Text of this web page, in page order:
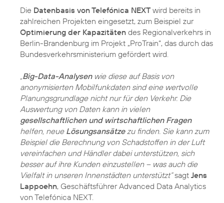
Die Datenbasis von Telefónica NEXT wird bereits in
zahlreichen Projekten eingesetzt, zum Beispiel zur
Optimierung der Kapazitäten des Regionalverkehrs in
Berlin-Brandenburg im Projekt „ProTrain“, das durch das
Bundesverkehrsministerium gefördert wird.
„Big-Data-Analysenwie diese auf Basis von
anonymisierten Mobilfunkdaten sind eine wertvolle
Planungsgrundlage nicht nur für den Verkehr. Die
Auswertung von Daten kann in vielen
gesellschaftlichen und wirtschaftlichen Fragen
helfen, neue Lösungsansätzezu finden. Sie kann zum
Beispiel die Berechnung von Schadstoffen in der Luft
vereinfachen und Händler dabei unterstützen, sich
besser auf ihre Kunden einzustellen – was auch die
Vielfalt in unseren Innenstädten unterstützt“sagt Jens
Lappoehn, Geschäftsführer Advanced Data Analytics
von Telefónica NEXT.